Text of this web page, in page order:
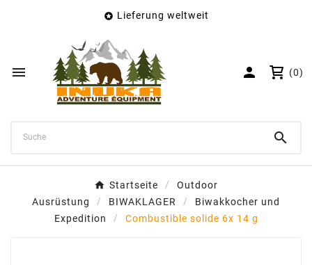
 Lieferung weltweit
  (0)

Startseite
Outdoor
Ausrüstung
BIWAKLAGER
Biwakkocher und
Expedition
Combustible solide 6x 14 g
Name der Wunschliste